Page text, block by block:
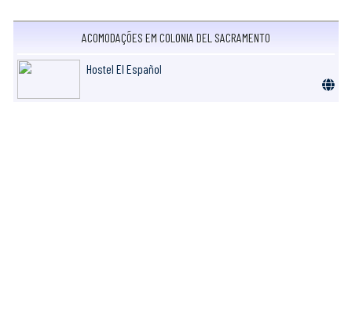
ACOMODAÇÕES EM COLONIA DEL SACRAMENTO
Hostel El Español